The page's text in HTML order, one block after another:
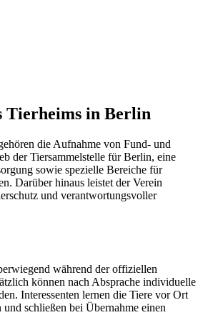
Tierheims in Berlin
die Aufnahme von Fund- und
der Tiersammelstelle für Berlin, eine
sowie spezielle Bereiche für
Darüber hinaus leistet der Verein
und verantwortungsvoller
während der offiziellen
können nach Absprache individuelle
Interessenten lernen die Tiere vor Ort
und schließen bei Übernahme einen